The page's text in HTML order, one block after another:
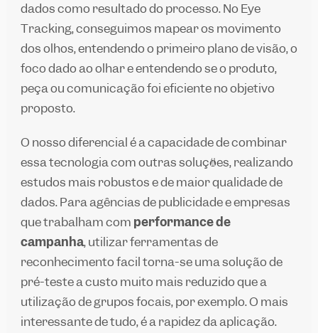
dados como resultado do processo. No Eye
Tracking, conseguimos mapear os movimento
dos olhos, entendendo o primeiro plano de visão, o
foco dado ao olhar e entendendo se o produto,
peça ou comunicação foi eficiente no objetivo
proposto.
O nosso diferencial é a capacidade de combinar
essa tecnologia com outras soluções, realizando
estudos mais robustos e de maior qualidade de
dados. Para agências de publicidade e empresas
que trabalham com performance de
campanha, utilizar ferramentas de
reconhecimento fácil torna-se uma solução de
pré-teste a custo muito mais reduzido que a
utilização de grupos focais, por exemplo. O mais
interessante de tudo, é a rapidez da aplicação.